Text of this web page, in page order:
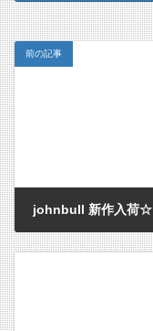
前の記事
johnbull 新作入荷☆
2012/03/18